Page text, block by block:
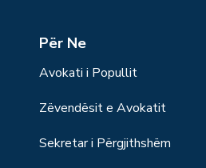
Për Ne
Avokati i Popullit
Zëvendësit e Avokatit
Sekretar i Përgjithshëm